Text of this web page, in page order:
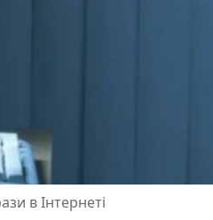
в Інтернеті